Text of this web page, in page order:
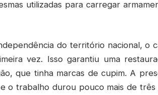
utilizadas para carregar
do território nacional, o
vez. Isso garantiu uma
que tinha marcas de cupim. A
o trabalho durou pouco mais de três